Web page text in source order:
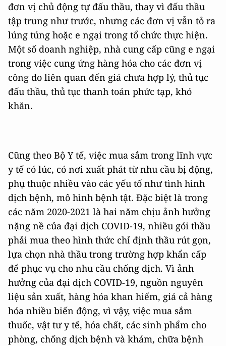
đơn vị chủ động tự đấu thầu, thay vì đấu thầu
tập trung như trước, nhưng các đơn vị vẫn tỏ ra
lúng túng hoặc e ngại trong tổ chức thực hiện.
Một số doanh nghiệp, nhà cung cấp cũng e ngại
trong việc cung ứng hàng hóa cho các đơn vị
công do liên quan đến giá chưa hợp lý, thủ tục
đấu thầu, thủ tục thanh toán phức tạp, khó
khăn.
Cũng theo Bộ Y tế, việc mua sắm trong lĩnh vực
y tế có lúc, có nơi xuất phát từ nhu cầu bị động,
phụ thuộc nhiều vào các yếu tố như tình hình
dịch bệnh, mô hình bệnh tật. Đặc biệt là trong
các năm 2020-2021 là hai năm chịu ảnh hưởng
nặng nề của đại dịch COVID-19, nhiều gói thầu
phải mua theo hình thức chỉ định thầu rút gọn,
lựa chọn nhà thầu trong trường hợp khẩn cấp
để phục vụ cho nhu cầu chống dịch. Vì ảnh
hưởng của đại dịch COVID-19, nguồn nguyên
liệu sản xuất, hàng hóa khan hiếm, giá cả hàng
hóa nhiều biến động, vì vậy, việc mua sắm
thuốc, vật tư y tế, hóa chất, các sinh phẩm cho
phòng, chống dịch bệnh và khám, chữa bệnh